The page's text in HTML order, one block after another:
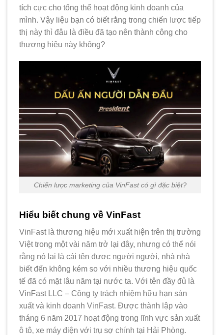
tích cực cho tổng thể hoạt động kinh doanh của
mình. Vậy liệu bạn có biết rằng trong chiến lược tiếp
thị này thì đâu là điều đã tạo nên thành công cho
thương hiệu này không?
Chiến lược marketing của VinFast có gì đặc biệt?
Hiểu biết chung về VinFast
VinFast là thương hiệu mới xuất hiện trên thị trường
Việt trong một vài năm trở lại đây, nhưng có thể nói
rằng nó lại là cái tên được người người, nhà nhà
biết đến không kém so với nhiều thương hiệu quốc
tế đã có mặt lâu năm tại nước ta. Với tên đầy đủ là
VinFast LLC – Công ty trách nhiệm hữu hạn sản
xuất và kinh doanh VinFast. Được thành lập vào
tháng 6 năm 2017 hoạt động trong lĩnh vực sản xuất
ô tô, xe máy điện với trụ sợ chính tại Hải Phòng.